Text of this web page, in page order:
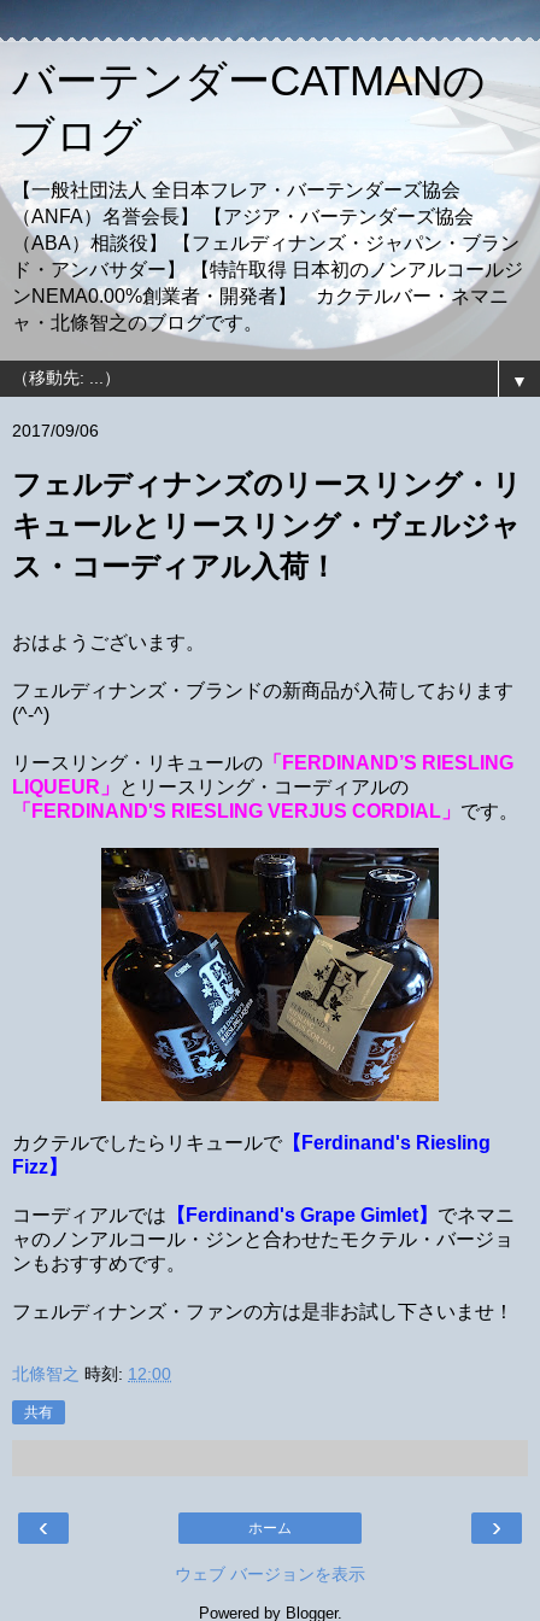
バーテンダーCATMANの
ブログ
【一般社団法人 全日本フレア・バーテンダーズ協会
（ANFA）名誉会長】 【アジア・バーテンダーズ協会
（ABA）相談役】 【フェルディナンズ・ジャパン・ブラン
ド・アンバサダー】 【特許取得 日本初のノンアルコールジ
ンNEMA0.00%創業者・開発者】 カクテルバー・ネマニ
ャ・北條智之のブログです。
▼
2017/09/06
フェルディナンズのリースリング・リ
キュールとリースリング・ヴェルジャ
ス・コーディアル入荷！
おはようございます。
フェルディナンズ・ブランドの新商品が入荷しております
(^-^)
リースリング・リキュールの 「FERDINAND’S RIESLING
LIQUEUR」 とリースリング・コーディアルの
「FERDINAND'S RIESLING VERJUS CORDIAL」 です。
カクテルでしたらリキュールで 【Ferdinand's Riesling
Fizz】
コーディアルでは 【Ferdinand's Grape Gimlet】 でネマニ
ャのノンアルコール・ジンと合わせたモクテル・バージョ
ンもおすすめです。
フェルディナンズ・ファンの方は是非お試し下さいませ！
北條智之 時刻: 12:00
共有
‹ ›
ホーム
ウェブ バージョンを表示
Powered by Blogger.